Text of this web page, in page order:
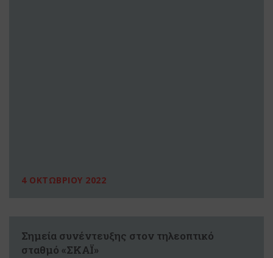
4 ΟΚΤΩΒΡΙΟΥ 2022
Σημεία συνέντευξης στον τηλεοπτικό
σταθμό «ΣΚΑΪ»